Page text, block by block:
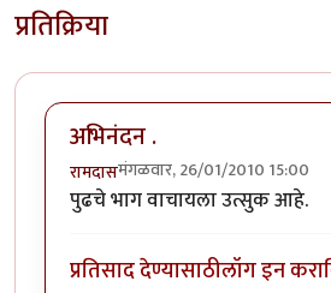
प्रतिक्रिया
अभिनंदन .
रामदासमंगळवार, 26/01/2010 15:00
पुढचे भाग वाचायला उत्सुक आहे.
प्रतिसाद देण्यासाठीलॉग इन करा